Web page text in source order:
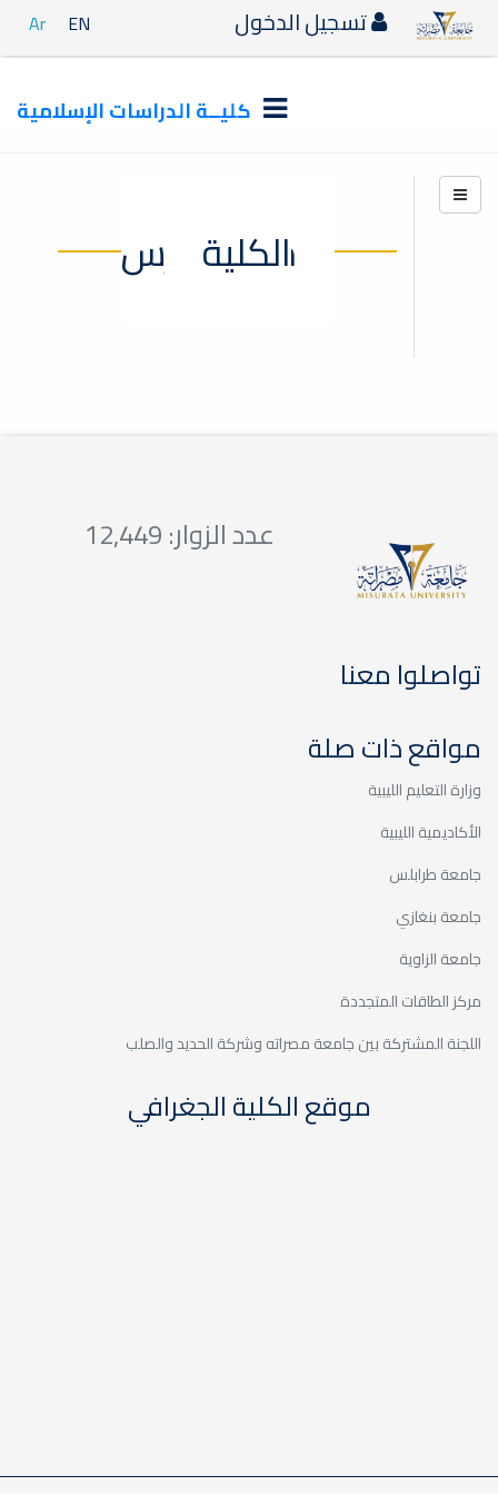
Ar EN تسجيل الدخول
كليــة الدراسات الإسلامية
مكتب حرس الكلية
عدد الزوار: 12,449
تواصلوا معنا
مواقع ذات صلة
وزارة التعليم الليبية
الأكاديمية الليبية
جامعة طرابلس
جامعة بنغازي
جامعة الزاوية
مركز الطاقات المتجددة
اللجنة المشتركة بين جامعة مصراته وشركة الحديد والصلب
موقع الكلية الجغرافي